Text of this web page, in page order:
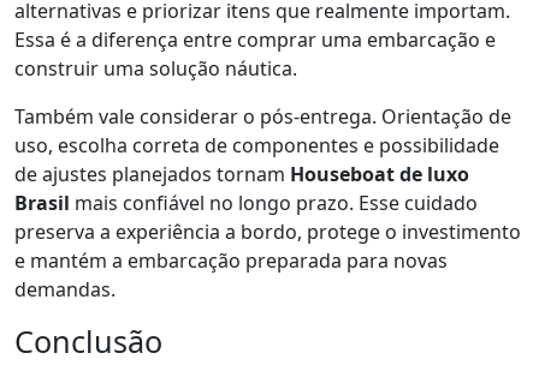
alternativas e priorizar itens que realmente importam.
Essa é a diferença entre comprar uma embarcação e
construir uma solução náutica.
Também vale considerar o pós-entrega. Orientação de
uso, escolha correta de componentes e possibilidade
de ajustes planejados tornam Houseboat de luxo
Brasil mais confiável no longo prazo. Esse cuidado
preserva a experiência a bordo, protege o investimento
e mantém a embarcação preparada para novas
demandas.
Conclusão